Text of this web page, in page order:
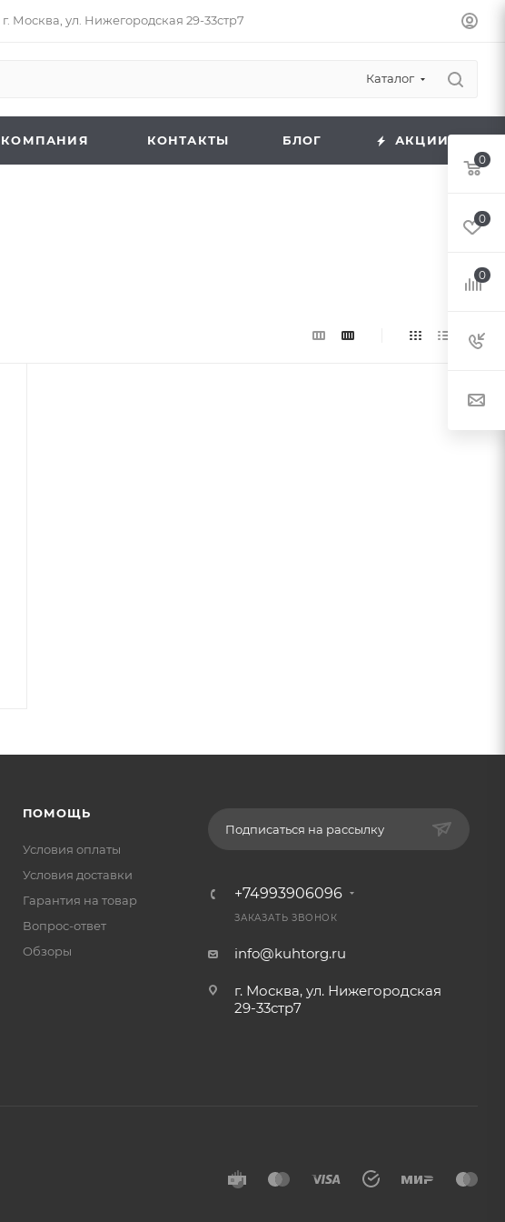
г. Москва, ул. Нижегородская 29-33стр7
Каталог
КОМПАНИЯ КОНТАКТЫ БЛОГ АКЦИИ
ПОМОЩЬ
Условия оплаты
Условия доставки
Гарантия на товар
Вопрос-ответ
Обзоры
Подписаться на рассылку
+74993906096
ЗАКАЗАТЬ ЗВОНОК
info@kuhtorg.ru
г. Москва, ул. Нижегородская
29-33стр7
0
0
0